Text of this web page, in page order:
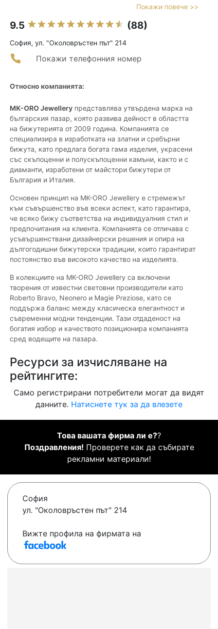
Покажи повече >>
9.5 (88)
София, ул. "Oколовръстен път" 214
Покажи телефонния номер
Относно компанията:
MK-ORO Jewellery представлява утвърдена марка на
българския пазар, която развива дейност в областта
на бижутерията от 2009 година. Компанията се
специализира в изработката на златни и сребърни
бижута, като предлага богата гама изделия, украсени
със скъпоценни и полускъпоценни камъни, както и с
диаманти, изработени от майстори бижутери от
България и Италия.
Основен принцип на MK-ORO Jewellery е стремежът
към съвършенство във всеки аспект, като гарантира,
че всяко бижу съответства на индивидуалния стил и
предпочитания на клиента. Компанията се отличава с
усъвършенствани дизайнерски решения и опира на
дългогодишни бижутерски традиции, които гарантират
постоянство във високото качество на изделията.
В колекциите на MK-ORO Jewellery са включени
творения от известни световни производители като
Roberto Bravo, Neonero и Magie Preziose, като се
поддържа баланс между класическа елегантност и
съвременни модни тенденции. Тази отдаденост на
богатия избор и качеството позиционира компанията
сред водещите на пазара.
Ресурси за изчисляване на
рейтингите:
Само регистрирани потребители могат да видят
данните. Натиснете тук за да влезете
Това вашата фирма ли е??
Поздравления! Проверете как да събирате
рекламни материали!
София
ул. "Oколовръстен път" 214
Вижте профила на фирмата на